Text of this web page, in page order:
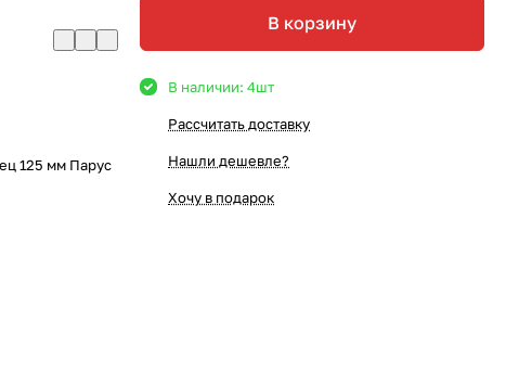
125 мм Парус
В корзину
В наличии: 4шт
Рассчитать доставку
Нашли дешевле?
Хочу в подарок